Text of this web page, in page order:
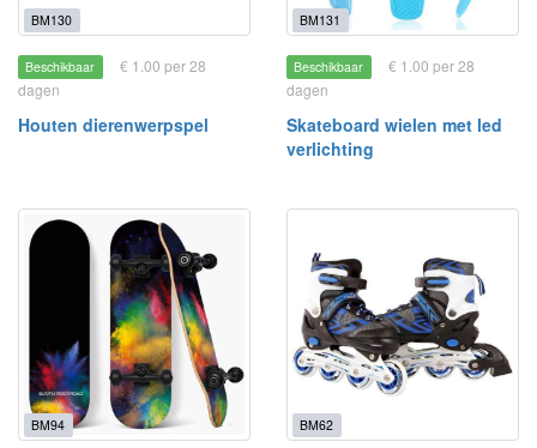
BM130
Beschikbaar
€ 1.00 per 28
dagen
Houten dierenwerpspel
BM131
Beschikbaar
€ 1.00 per 28
dagen
Skateboard wielen met led
verlichting
BM94 BM62